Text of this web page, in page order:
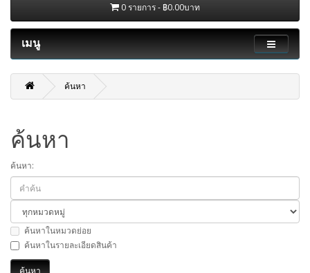
0 รายการ - ฿0.00บาท
เมนู
ค้นหา
ค้นหา
ค้นหา:
ค้นหาในหมวดย่อย
ค้นหาในรายละเอียดสินค้า